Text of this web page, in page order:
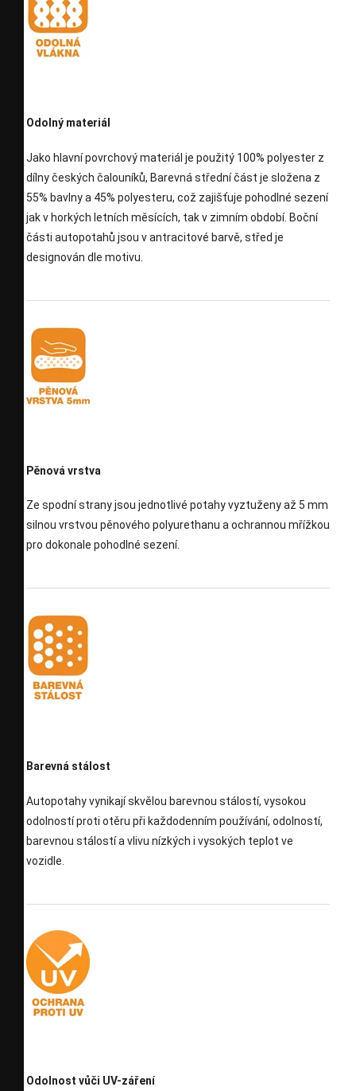
Odolný materiál
Jako hlavní povrchový materiál je použitý 100% polyester z
dílny českých čalouníků, Barevná střední část je složena z
55% bavlny a 45% polyesteru, což zajišťuje pohodlné sezení
jak v horkých letních měsících, tak v zimním období. Boční
části autopotahů jsou v antracitové barvě, střed je
designován dle motivu.
Pěnová vrstva
Ze spodní strany jsou jednotlivé potahy vyztuženy až 5 mm
silnou vrstvou pěnového polyurethanu a ochrannou mřížkou
pro dokonale pohodlné sezení.
Barevná stálost
Autopotahy vynikají skvělou barevnou stálostí, vysokou
odolností proti otěru při každodenním používání, odolností,
barevnou stálostí a vlivu nízkých i vysokých teplot ve
vozidle.
Odolnost vůči UV-záření